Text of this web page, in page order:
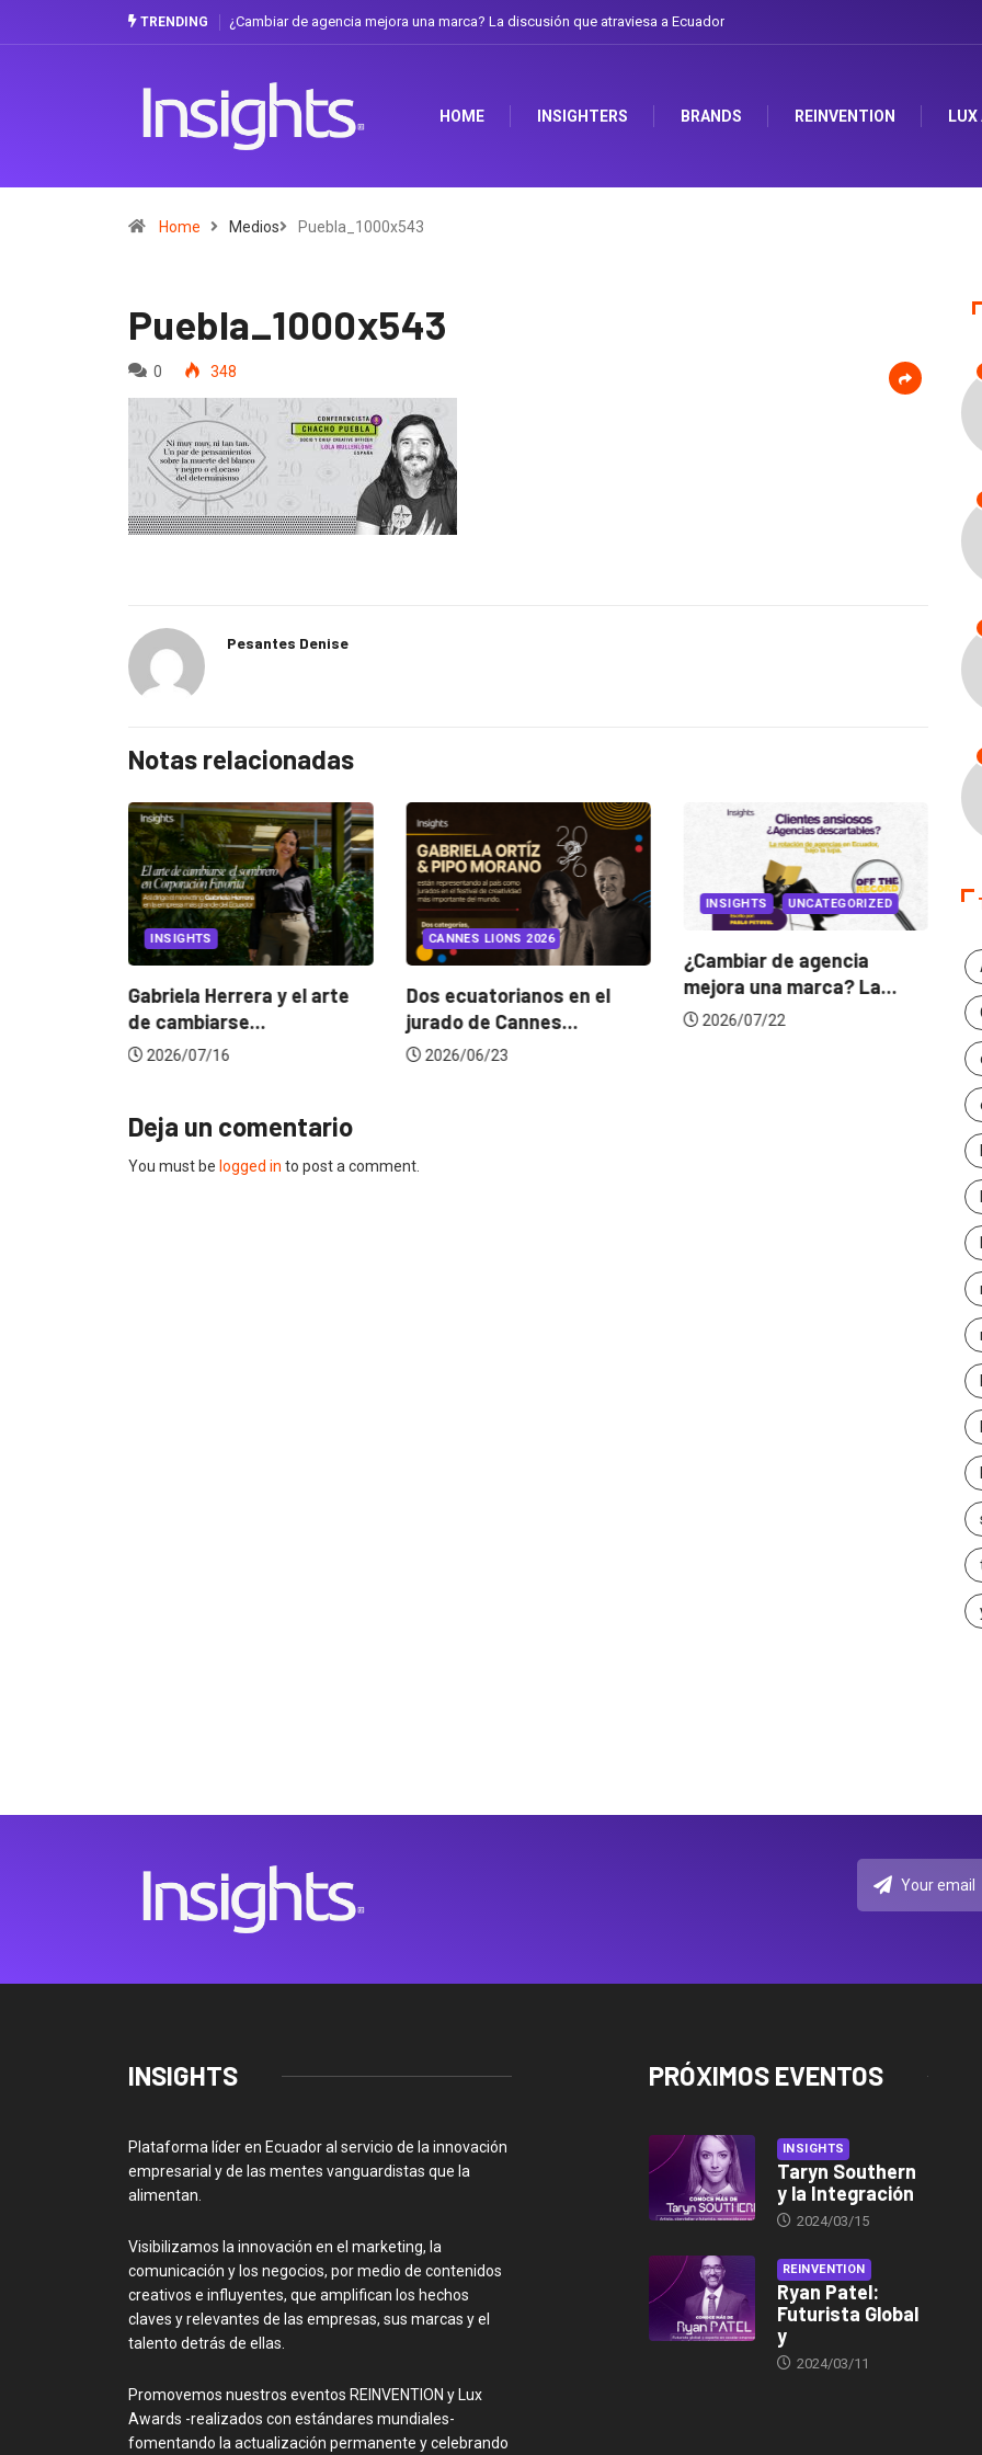
TRENDING ¿Cambiar de agencia mejora una marca? La discusión que atraviesa a Ecuador
HOME INSIGHTERS BRANDS REINVENTION LUX
Home Medios Puebla_1000x543
Puebla_1000x543
0 348
Pesantes Denise
Notas relacionadas
INSIGHTS
Gabriela Herrera y el arte
de cambiarse...
2026/07/16
CANNES LIONS 2026
Dos ecuatorianos en el
jurado de Cannes...
2026/06/23
INSIGHTS UNCATEGORIZED
¿Cambiar de agencia
mejora una marca? La...
2026/07/22
Deja un comentario
You must be logged in to post a comment.
INSIGHTS
Plataforma líder en Ecuador al servicio de la innovación
empresarial y de las mentes vanguardistas que la
alimentan.
Visibilizamos la innovación en el marketing, la
comunicación y los negocios, por medio de contenidos
creativos e influyentes, que amplifican los hechos
claves y relevantes de las empresas, sus marcas y el
talento detrás de ellas.
Promovemos nuestros eventos REINVENTION y Lux
Awards -realizados con estándares mundiales-
fomentando la actualización permanente y celebrando
PRÓXIMOS EVENTOS
INSIGHTS
Taryn Southern
y la Integración
2024/03/15
REINVENTION
Ryan Patel:
Futurista Global
y
2024/03/11